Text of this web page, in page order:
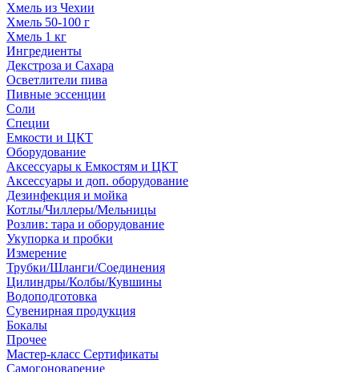
Хмель из Чехии
Хмель 50-100 г
Хмель 1 кг
Ингредиенты
Декстроза и Сахара
Осветлители пива
Пивные эссенции
Соли
Специи
Емкости и ЦКТ
Оборудование
Аксессуары к Емкостям и ЦКТ
Аксессуары и доп. оборудование
Дезинфекция и мойка
Котлы/Чиллеры/Мельницы
Розлив: тара и оборудование
Укупорка и пробки
Измерение
Трубки/Шланги/Соединения
Цилиндры/Колбы/Кувшины
Водоподготовка
Сувенирная продукция
Бокалы
Прочее
Мастер-класс Сертификаты
Самогоноварение